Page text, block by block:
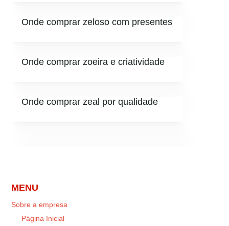
Onde comprar zeloso com presentes
Onde comprar zoeira e criatividade
Onde comprar zeal por qualidade
MENU
Sobre a empresa
Página Inicial